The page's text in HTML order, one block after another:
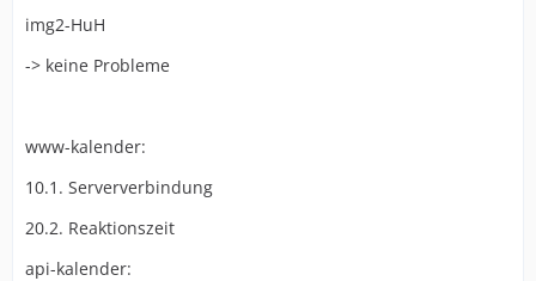
img2-HuH
-> keine Probleme
www-kalender:
10.1. Serververbindung
20.2. Reaktionszeit
api-kalender: